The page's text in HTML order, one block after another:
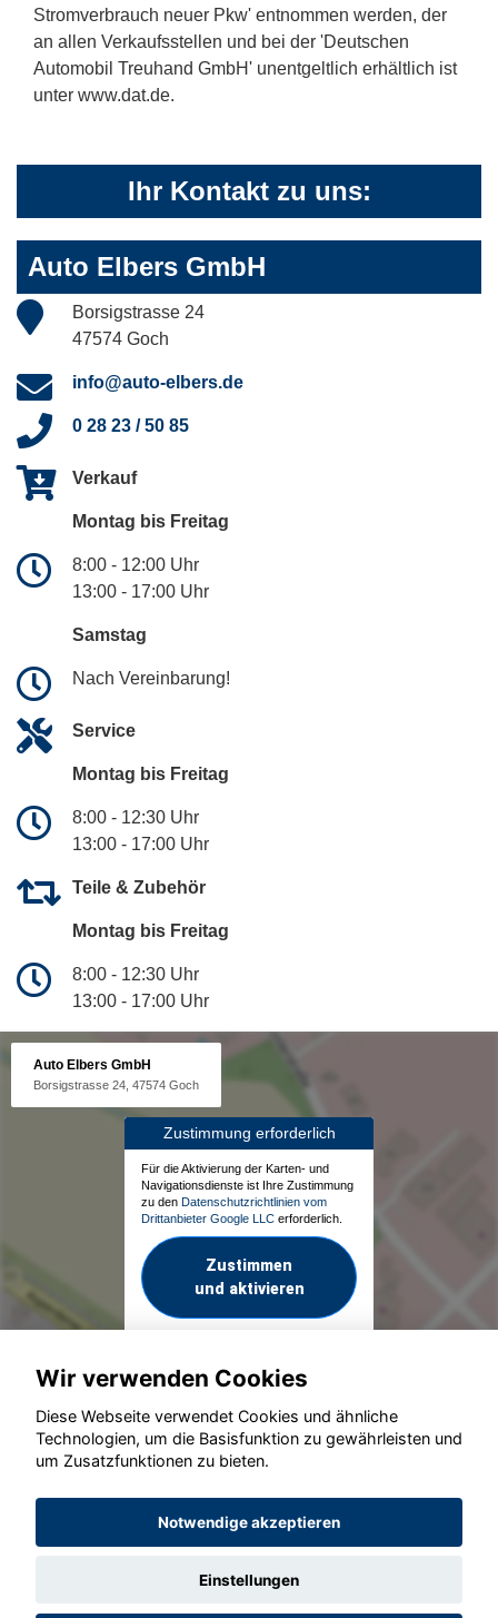
Stromverbrauch neuer Pkw' entnommen werden, der
an allen Verkaufsstellen und bei der 'Deutschen
Automobil Treuhand GmbH' unentgeltlich erhältlich ist
unter www.dat.de.
Ihr Kontakt zu uns:
Auto Elbers GmbH
Borsigstrasse 24
47574 Goch
info@auto-elbers.de
0 28 23 / 50 85
Verkauf
Montag bis Freitag
8:00 - 12:00 Uhr
13:00 - 17:00 Uhr
Samstag
Nach Vereinbarung!
Service
Montag bis Freitag
8:00 - 12:30 Uhr
13:00 - 17:00 Uhr
Teile & Zubehör
Montag bis Freitag
8:00 - 12:30 Uhr
13:00 - 17:00 Uhr
Auto Elbers GmbH
Borsigstrasse 24, 47574 Goch
Zustimmung erforderlich
Für die Aktivierung der Karten- und
Navigationsdienste ist Ihre Zustimmung
zu den Datenschutzrichtlinien vom
Drittanbieter Google LLC erforderlich.
Zustimmen
und aktivieren
© konjunkturmotor.de GmbH 2020 - 2026
Wir verwenden Cookies
Diese Webseite verwendet Cookies und ähnliche
Technologien, um die Basisfunktion zu gewährleisten und
um Zusatzfunktionen zu bieten.
Notwendige akzeptieren
Einstellungen